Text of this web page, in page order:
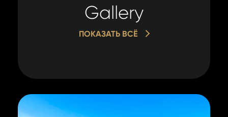
Gallery
ПОКАЗАТЬ ВСЁ